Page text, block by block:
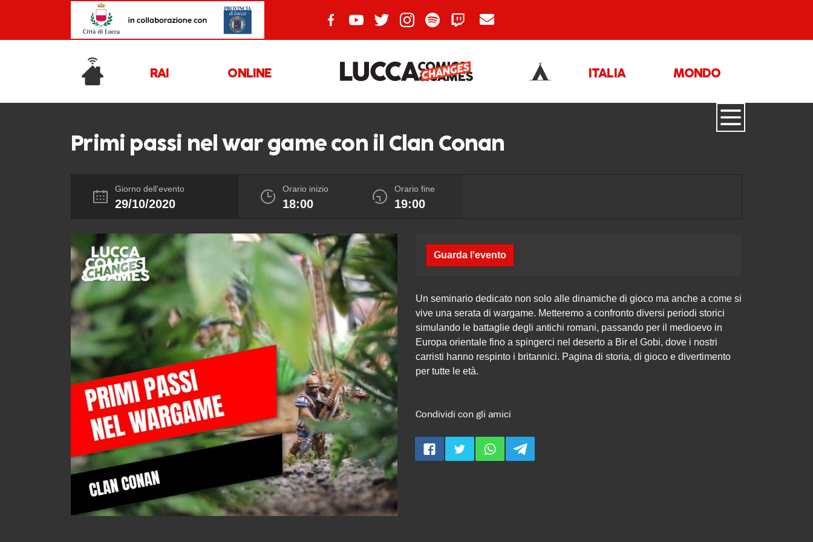
RAI ONLINE ITALIA MONDO
Primi passi nel war game con il Clan Conan
Giorno dell'evento
29/10/2020
Orario inizio
18:00
Orario fine
19:00
Guarda l'evento
Un seminario dedicato non solo alle dinamiche di gioco ma anche a come si
vive una serata di wargame. Metteremo a confronto diversi periodi storici
simulando le battaglie degli antichi romani, passando per il medioevo in
Europa orientale fino a spingerci nel deserto a Bir el Gobi, dove i nostri
carristi hanno respinto i britannici. Pagina di storia, di gioco e divertimento
per tutte le età.
Condividi con gli amici